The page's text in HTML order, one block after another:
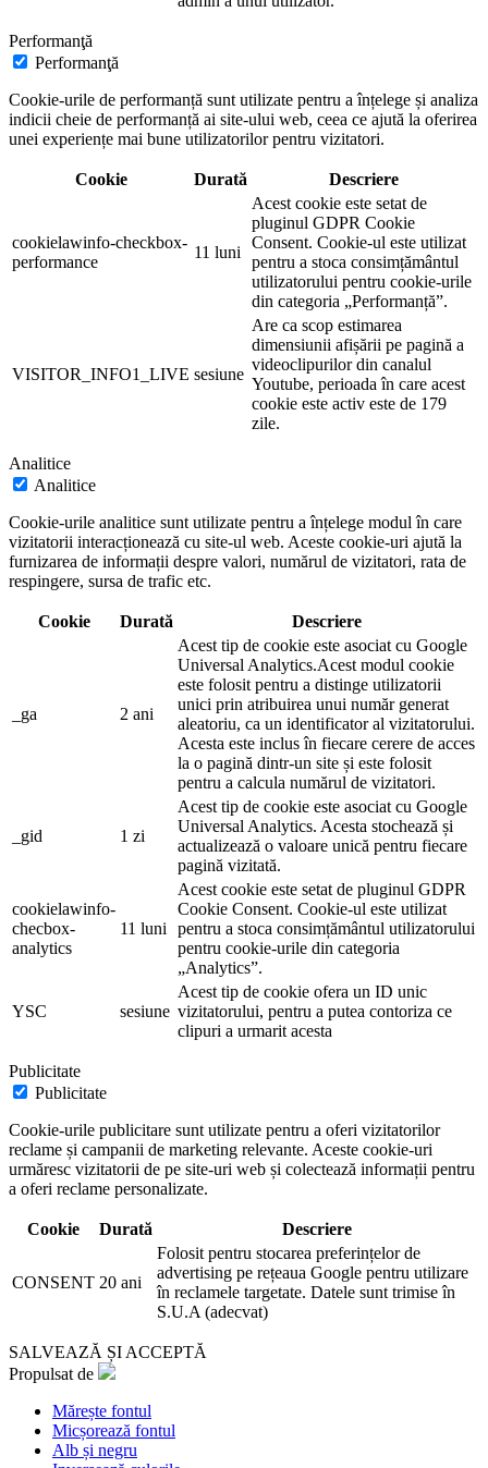
Performanţă
Performanţă
Cookie-urile de performanță sunt utilizate pentru a înțelege și analiza
indicii cheie de performanță ai site-ului web, ceea ce ajută la oferirea
unei experiențe mai bune utilizatorilor pentru vizitatori.
Cookie Durată Descriere
cookielawinfo-checkbox-
performance
11 luni
Acest cookie este setat de
pluginul GDPR Cookie
Consent. Cookie-ul este utilizat
pentru a stoca consimțământul
utilizatorului pentru cookie-urile
din categoria „Performanță”.
VISITOR_INFO1_LIVE sesiune
Are ca scop estimarea
dimensiunii afișării pe pagină a
videoclipurilor din canalul
Youtube, perioada în care acest
cookie este activ este de 179
zile.
Analitice
Analitice
Cookie-urile analitice sunt utilizate pentru a înțelege modul în care
vizitatorii interacționează cu site-ul web. Aceste cookie-uri ajută la
furnizarea de informații despre valori, numărul de vizitatori, rata de
respingere, sursa de trafic etc.
Cookie Durată Descriere
_ga 2 ani
Acest tip de cookie este asociat cu Google
Universal Analytics.Acest modul cookie
este folosit pentru a distinge utilizatorii
unici prin atribuirea unui număr generat
aleatoriu, ca un identificator al vizitatorului.
Acesta este inclus în fiecare cerere de acces
la o pagină dintr-un site și este folosit
pentru a calcula numărul de vizitatori.
_gid 1 zi
Acest tip de cookie este asociat cu Google
Universal Analytics. Acesta stochează și
actualizează o valoare unică pentru fiecare
pagină vizitată.
cookielawinfo-
checbox-
analytics
11 luni
Acest cookie este setat de pluginul GDPR
Cookie Consent. Cookie-ul este utilizat
pentru a stoca consimțământul utilizatorului
pentru cookie-urile din categoria
„Analytics”.
YSC sesiune
Acest tip de cookie ofera un ID unic
vizitatorului, pentru a putea contoriza ce
clipuri a urmarit acesta
Publicitate
Publicitate
Cookie-urile publicitare sunt utilizate pentru a oferi vizitatorilor
reclame și campanii de marketing relevante. Aceste cookie-uri
urmăresc vizitatorii de pe site-uri web și colectează informații pentru
a oferi reclame personalizate.
Cookie Durată Descriere
CONSENT 20 ani
Folosit pentru stocarea preferințelor de
advertising pe rețeaua Google pentru utilizare
în reclamele targetate. Datele sunt trimise în
S.U.A (adecvat)
SALVEAZĂ ȘI ACCEPTĂ
Propulsat de
Mărește fontul
Micșorează fontul
Alb și negru